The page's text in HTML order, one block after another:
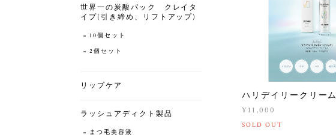
ハリデイリークリーム
¥11,000
SOLD OUT
世界一の炭酸パック クレイタ
イプ(引き締め、リフトアップ)
10個セット
2個セット
リップケア
ラッシュアディクト製品
まつ毛美容液